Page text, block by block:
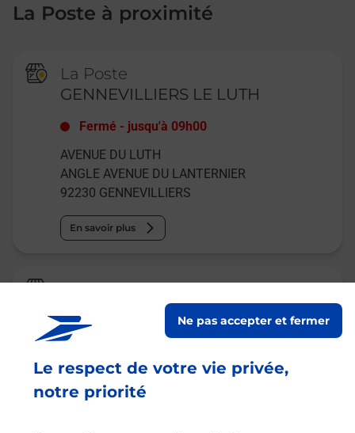
Le respect de votre vie privée,
notre priorité
Ne pas accepter et fermer
La Poste à proximité
La Poste
GENNEVILLIERS LE LUTH
Fermé - jusqu'à 09h00
AVENUE DU LUTH
ANGLE AVENUE DU LANTERNIER
92230 GENNEVILLIERS
En savoir plus
Relais Pickup
jusqu'à 10h30
39 AVENUE LUCIEN LANTERNIER
92230 GENNEVILLIERS